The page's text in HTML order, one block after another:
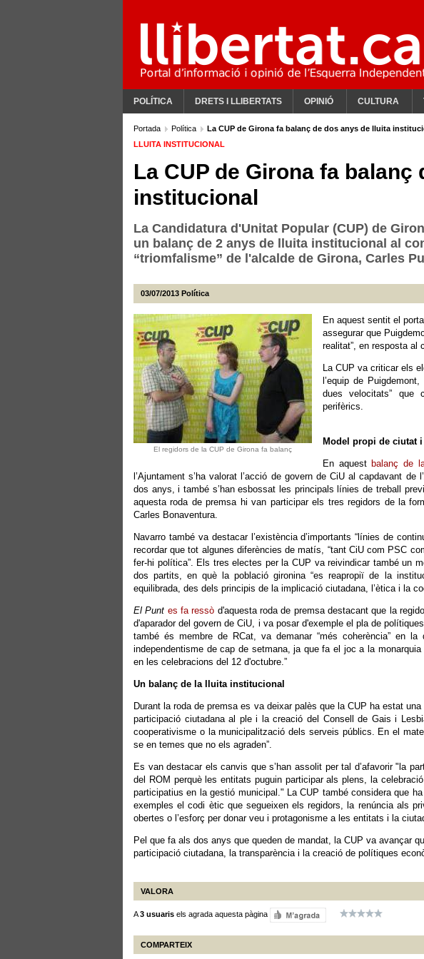
POLÍTICA DRETS I LLIBERTATS OPINIÓ CULTURA
Portada Política
La CUP de Girona fa balanç de dos anys de lluita
LLUITA INSTITUCIONAL
La CUP de Girona fa
institucional
La Candidatura d'Unitat Popular (CUP) de
un balanç de 2 anys de lluita institucional al
“triomfalisme” de l'alcalde de Girona, Carles
03/07/2013 Política
El regidors de la CUP de Girona fa balanç
En aquest sentit el
assegurar que
realitat”, en resposta al
La CUP va criticar els
l’equip de
dues velocitats” que
perifèrics.
Model propi de ciutat
En aquest balanç de
l’Ajuntament s’ha valorat l’acció de govern de CiU al capdavant
dos anys, i també s’han esbossat les principals línies de treball
aquesta roda de premsa hi van participar els tres regidors de la
Carles Bonaventura.
Navarro també va destacar l’existència d’importants “línies de
recordar que tot algunes diferències de matís, “tant CiU com PSC
fer-hi política”. Els tres electes per la CUP va reivindicar també un
dos partits, en què la població gironina “es reapropiï de la
equilibrada, des dels principis de la implicació ciutadana, l’ètica i la
El Punt es fa ressò d'aquesta roda de premsa destacant que la
d'aparador del govern de CiU, i va posar d'exemple el pla de
també és membre de RCat, va demanar “més coherència” en
independentisme de cap de setmana, ja que fa el joc a la
en les celebracions del 12 d'octubre.”
Un balanç de la lluita institucional
Durant la roda de premsa es va deixar palès que la CUP ha estat
participació ciutadana al ple i la creació del Consell de Gais i
cooperativisme o la municipalització dels serveis públics. En el
se en temes que no els agraden”.
Es van destacar els canvis que s’han assolit per tal d’afavorir "la
del ROM perquè les entitats puguin participar als plens, la
participatius en la gestió municipal." La CUP també considera que
exemples el codi ètic que segueixen els regidors, la renúncia als
obertes o l’esforç per donar veu i protagonisme a les entitats i la
Pel que fa als dos anys que queden de mandat, la CUP va avançar
participació ciutadana, la transparència i la creació de polítiques
VALORA
A3 usuaris els agrada aquesta pàgina
COMPARTEIX